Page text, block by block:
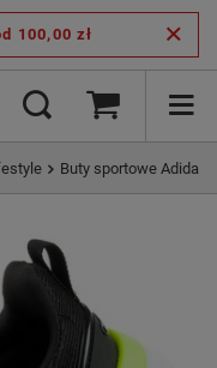
100,00 zł
Buty sportowe Adidas